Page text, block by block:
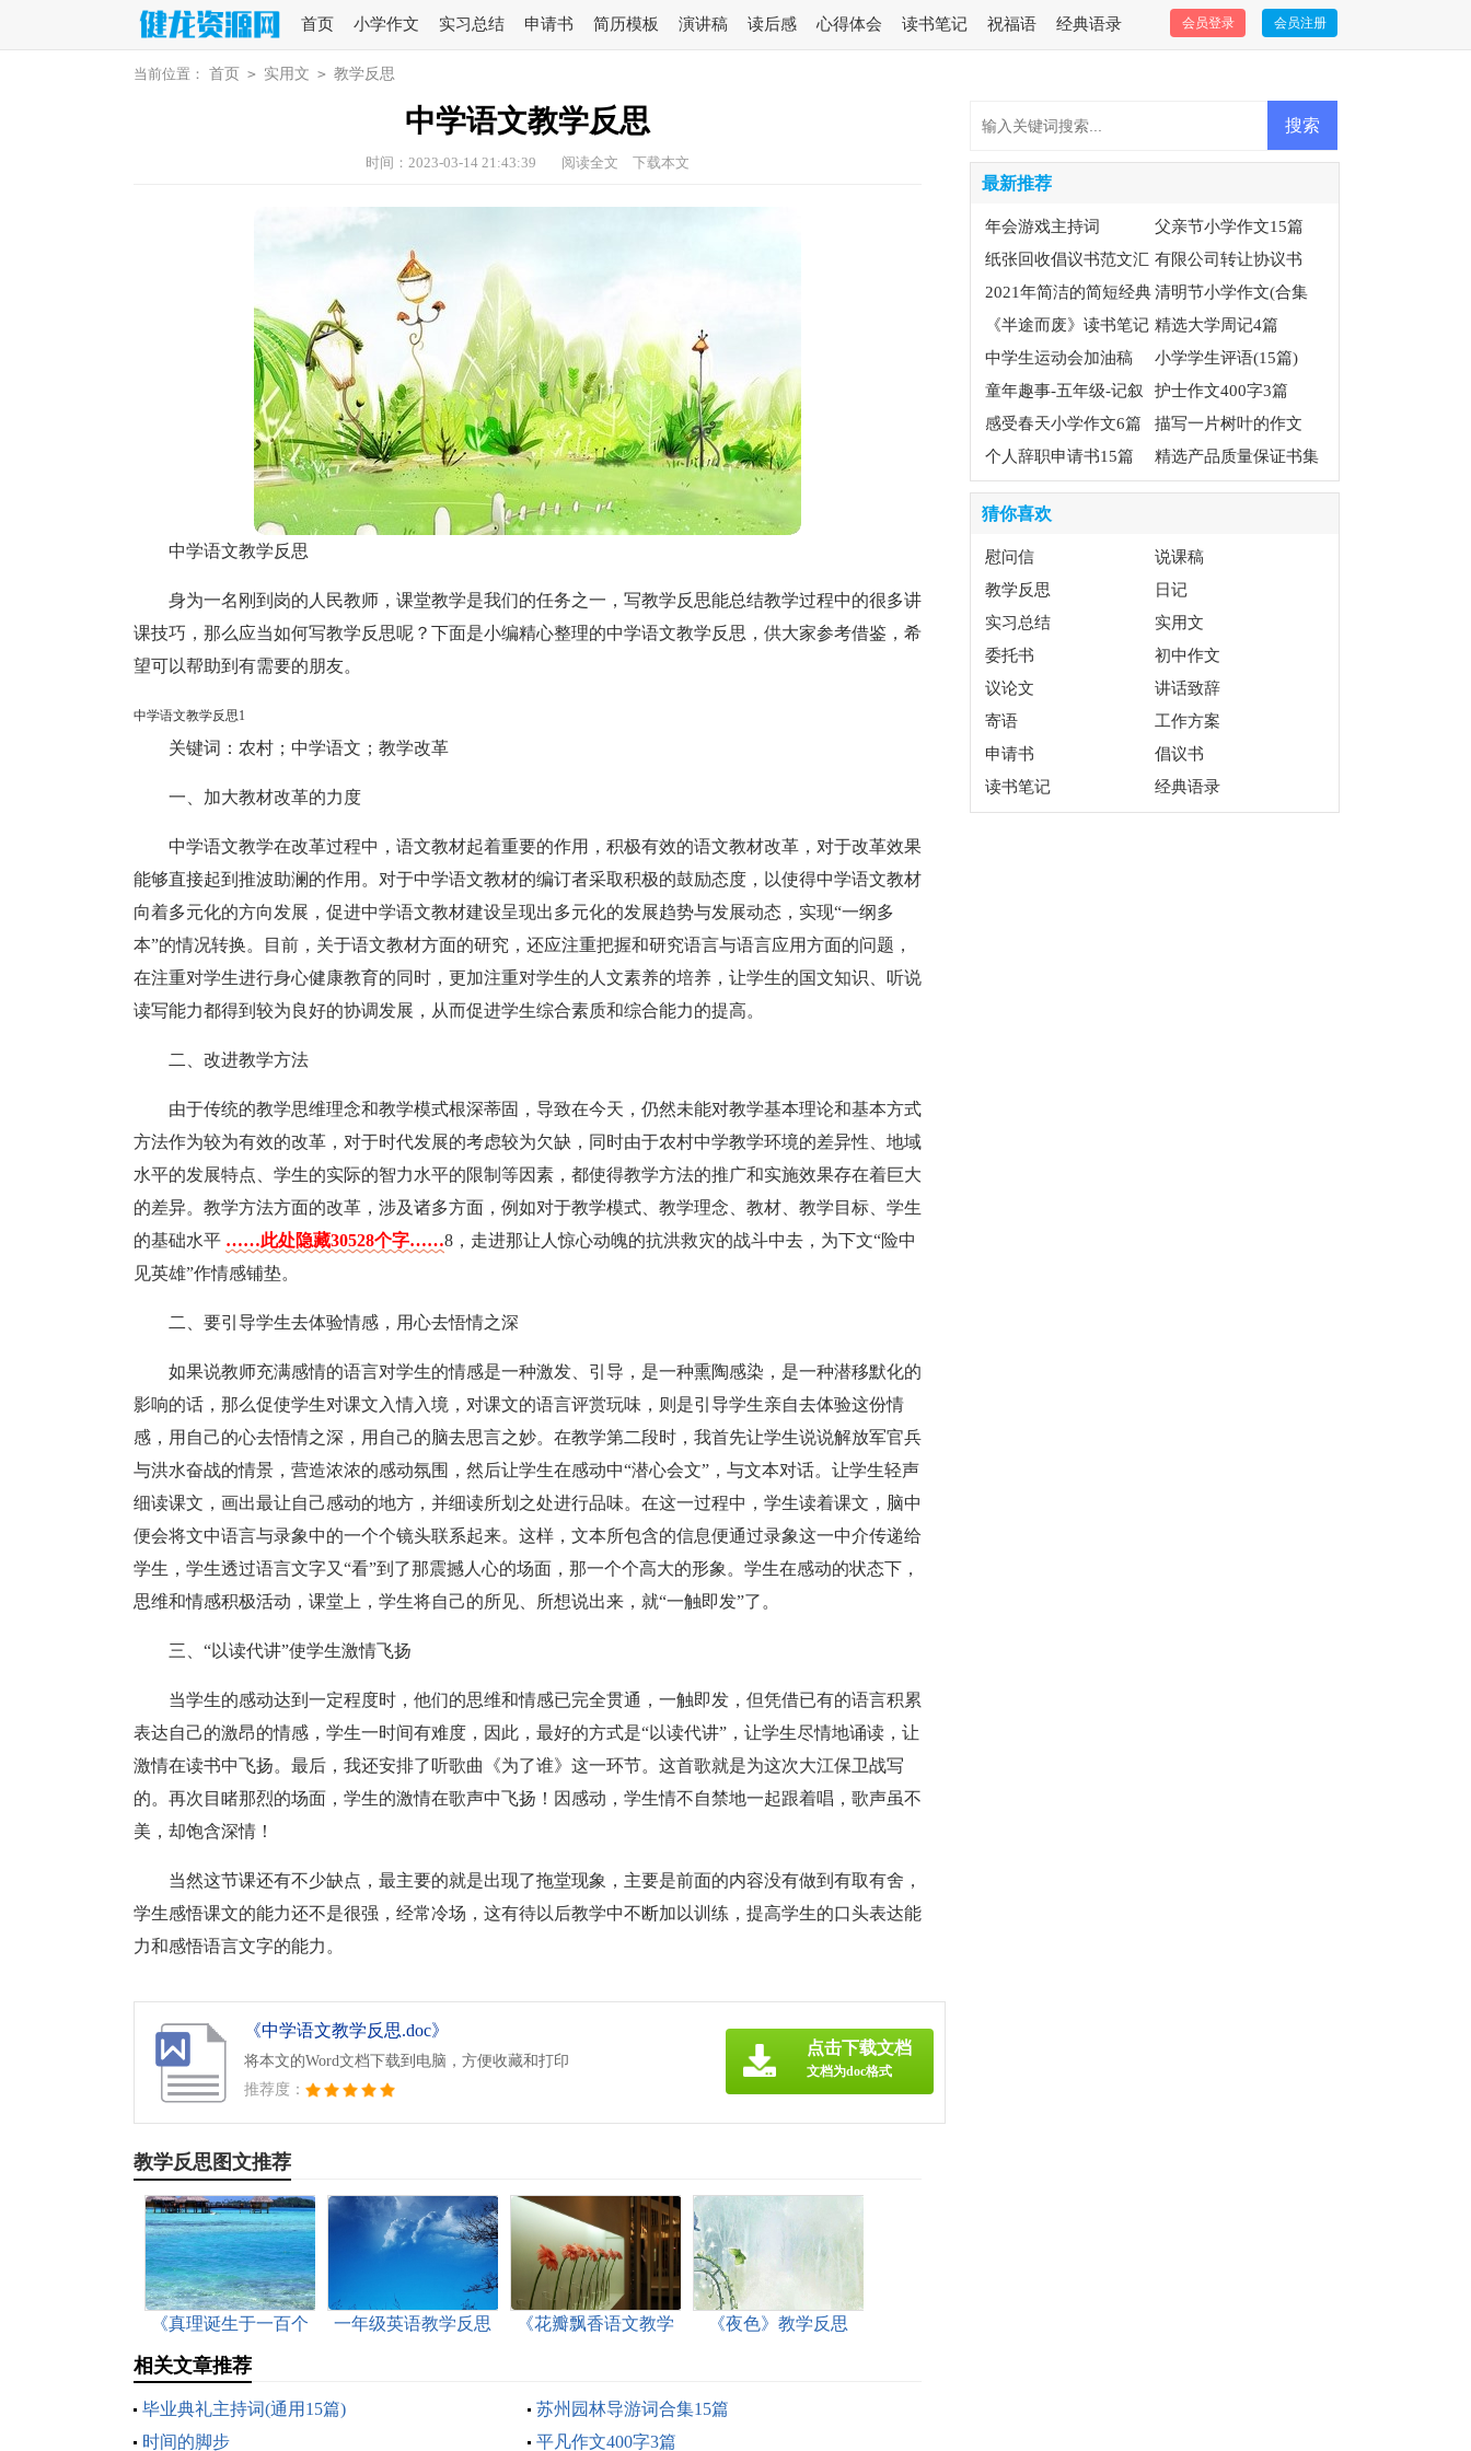
首页 小学作文 实习总结 申请书 简历模板 演讲稿 读后感 心得体会 读书笔记 祝福语 经典语录 会员登录 会员注册
当前位置： 首页 > 实用文 > 教学反思
中学语文教学反思
时间：2023-03-14 21:43:39 阅读全文 下载本文
中学语文教学反思
身为一名刚到岗的人民教师，课堂教学是我们的任务之一，写教学反思能总结教学过程中的很多讲
课技巧，那么应当如何写教学反思呢？下面是小编精心整理的中学语文教学反思，供大家参考借鉴，希
望可以帮助到有需要的朋友。
中学语文教学反思1
关键词：农村；中学语文；教学改革
一、加大教材改革的力度
中学语文教学在改革过程中，语文教材起着重要的作用，积极有效的语文教材改革，对于改革效果
能够直接起到推波助澜的作用。对于中学语文教材的编订者采取积极的鼓励态度，以使得中学语文教材
向着多元化的方向发展，促进中学语文教材建设呈现出多元化的发展趋势与发展动态，实现“一纲多
本”的情况转换。目前，关于语文教材方面的研究，还应注重把握和研究语言与语言应用方面的问题，
在注重对学生进行身心健康教育的同时，更加注重对学生的人文素养的培养，让学生的国文知识、听说
读写能力都得到较为良好的协调发展，从而促进学生综合素质和综合能力的提高。
二、改进教学方法
由于传统的教学思维理念和教学模式根深蒂固，导致在今天，仍然未能对教学基本理论和基本方式
方法作为较为有效的改革，对于时代发展的考虑较为欠缺，同时由于农村中学教学环境的差异性、地域
水平的发展特点、学生的实际的智力水平的限制等因素，都使得教学方法的推广和实施效果存在着巨大
的差异。教学方法方面的改革，涉及诸多方面，例如对于教学模式、教学理念、教材、教学目标、学生
的基础水平 ……此处隐藏30528个字……8，走进那让人惊心动魄的抗洪救灾的战斗中去，为下文“险中
见英雄”作情感铺垫。
二、要引导学生去体验情感，用心去悟情之深
如果说教师充满感情的语言对学生的情感是一种激发、引导，是一种熏陶感染，是一种潜移默化的
影响的话，那么促使学生对课文入情入境，对课文的语言评赏玩味，则是引导学生亲自去体验这份情
感，用自己的心去悟情之深，用自己的脑去思言之妙。在教学第二段时，我首先让学生说说解放军官兵
与洪水奋战的情景，营造浓浓的感动氛围，然后让学生在感动中“潜心会文”，与文本对话。让学生轻声
细读课文，画出最让自己感动的地方，并细读所划之处进行品味。在这一过程中，学生读着课文，脑中
便会将文中语言与录象中的一个个镜头联系起来。这样，文本所包含的信息便通过录象这一中介传递给
学生，学生透过语言文字又“看”到了那震撼人心的场面，那一个个高大的形象。学生在感动的状态下，
思维和情感积极活动，课堂上，学生将自己的所见、所想说出来，就“一触即发”了。
三、“以读代讲”使学生激情飞扬
当学生的感动达到一定程度时，他们的思维和情感已完全贯通，一触即发，但凭借已有的语言积累
表达自己的激昂的情感，学生一时间有难度，因此，最好的方式是“以读代讲”，让学生尽情地诵读，让
激情在读书中飞扬。最后，我还安排了听歌曲《为了谁》这一环节。这首歌就是为这次大江保卫战写
的。再次目睹那烈的场面，学生的激情在歌声中飞扬！因感动，学生情不自禁地一起跟着唱，歌声虽不
美，却饱含深情！
当然这节课还有不少缺点，最主要的就是出现了拖堂现象，主要是前面的内容没有做到有取有舍，
学生感悟课文的能力还不是很强，经常冷场，这有待以后教学中不断加以训练，提高学生的口头表达能
力和感悟语言文字的能力。
《中学语文教学反思.doc》
将本文的Word文档下载到电脑，方便收藏和打印
推荐度：
点击下载文档
文档为doc格式
教学反思图文推荐
《真理诞生于一百个
一年级英语教学反思
《花瓣飘香语文教学
《夜色》教学反思
相关文章推荐
毕业典礼主持词(通用15篇)
苏州园林导游词合集15篇
时间的脚步
平凡作文400字3篇
最新推荐
年会游戏主持词
父亲节小学作文15篇
纸张回收倡议书范文汇
编7篇
有限公司转让协议书
2021年简洁的简短经典
语录汇总69条
清明节小学作文(合集
15篇)
《半途而废》读书笔记 精选大学周记4篇
中学生运动会加油稿
(集锦15篇)
小学学生评语(15篇)
童年趣事-五年级-记叙
文
护士作文400字3篇
感受春天小学作文6篇
描写一片树叶的作文
个人辞职申请书15篇
精选产品质量保证书集
锦9篇
猜你喜欢
慰问信
说课稿
教学反思
日记
实习总结
实用文
委托书
初中作文
议论文
讲话致辞
寄语
工作方案
申请书
倡议书
读书笔记
经典语录